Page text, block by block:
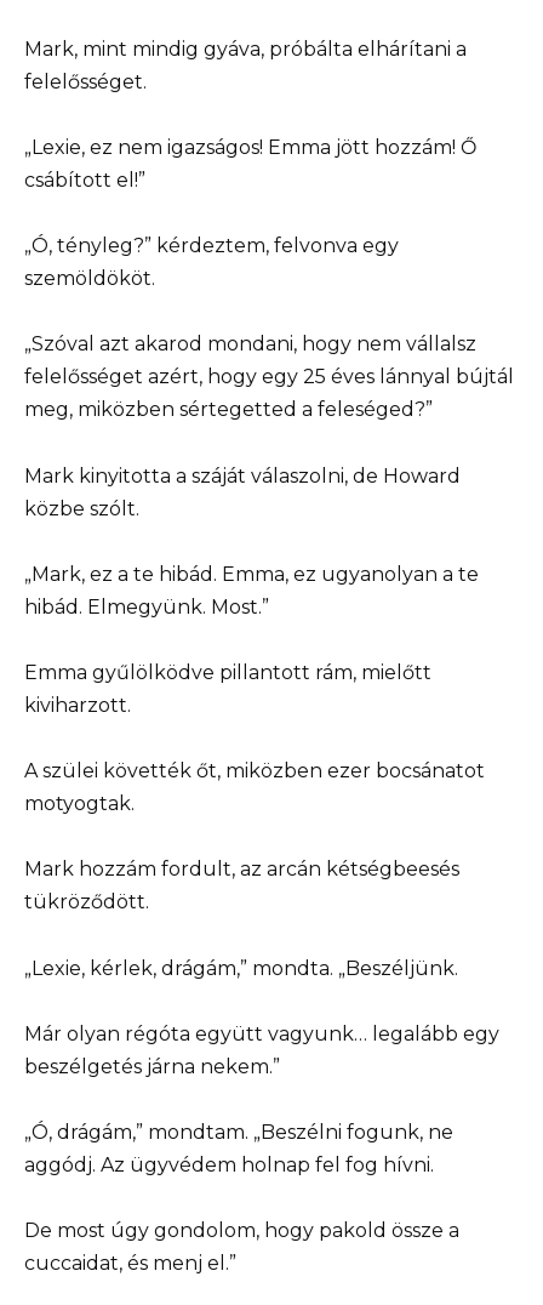
Mark, mint mindig gyáva, próbálta elhárítani a
felelősséget.
„Lexie, ez nem igazságos! Emma jött hozzám! Ő
csábított el!”
„Ó, tényleg?” kérdeztem, felvonva egy
szemöldököt.
„Szóval azt akarod mondani, hogy nem vállalsz
felelősséget azért, hogy egy 25 éves lánnyal bújtál
meg, miközben sértegetted a feleséged?”
Mark kinyitotta a száját válaszolni, de Howard
közbe szólt.
„Mark, ez a te hibád. Emma, ez ugyanolyan a te
hibád. Elmegyünk. Most.”
Emma gyűlölködve pillantott rám, mielőtt
kiviharzott.
A szülei követték őt, miközben ezer bocsánatot
motyogtak.
Mark hozzám fordult, az arcán kétségbeesés
tükröződött.
„Lexie, kérlek, drágám,” mondta. „Beszéljünk.
Már olyan régóta együtt vagyunk… legalább egy
beszélgetés járna nekem.”
„Ó, drágám,” mondtam. „Beszélni fogunk, ne
aggódj. Az ügyvédem holnap fel fog hívni.
De most úgy gondolom, hogy pakold össze a
cuccaidat, és menj el.”